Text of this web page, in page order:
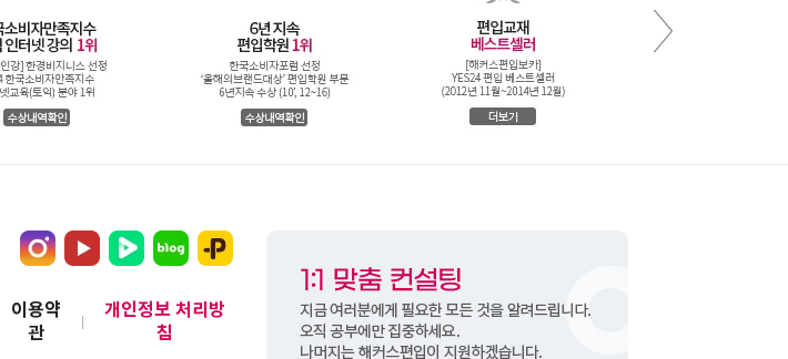
이용약
관
개인정보 처리방
침